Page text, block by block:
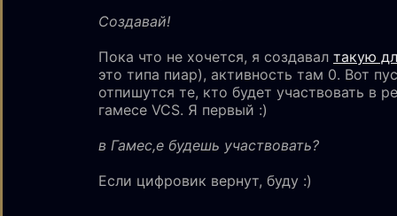
Создавай!
Пока что не хочется, я создавал такую
это типа пиар), активность там 0. Вот
отпишутся те, кто будет участвовать в
гамесе VCS. Я первый :)
в Гамес,е будешь участвовать?
Если цифровик вернут, буду :)